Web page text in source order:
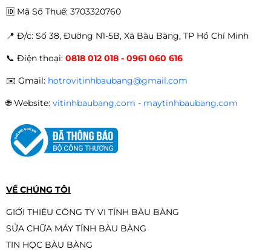
EGM24F100s 24 inch FullHD 100hz
1.790.000đ 1.990.000đ
Màn hình Infinity V2422F 24 inch
New (FHD/VA/75Hz/HDR/Chuyên
🆔 Mã Số Thuế: 3703320760
📍 Đ/c: Số 38, Đường N1-5B, Xã Bàu Bàng, TP Hồ Chí Minh
📞 Điện thoại: 0818 012 018 - 0961 060 616
✉️ Gmail: hotrovitinhbaubang@gmail.com
🌐Website: vitinhbaubang.com - maytinhbaubang.com
VỀ CHÚNG TÔI
GIỚI THIỆU CÔNG TY VI TÍNH BÀU BÀNG
SỬA CHỮA MÁY TÍNH BÀU BÀNG
TIN HỌC BÀU BÀNG